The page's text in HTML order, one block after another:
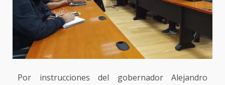
Por instrucciones del gobernador Alejandro